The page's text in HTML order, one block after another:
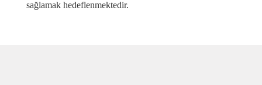
sağlamak hedeflenmektedir.